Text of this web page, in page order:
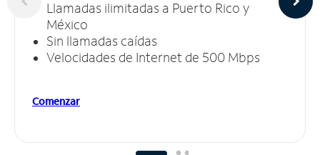
Llamadas ilimitadas a Puerto Rico y
México
Sin llamadas caídas
Velocidades de Internet de 500 Mbps
Comenzar